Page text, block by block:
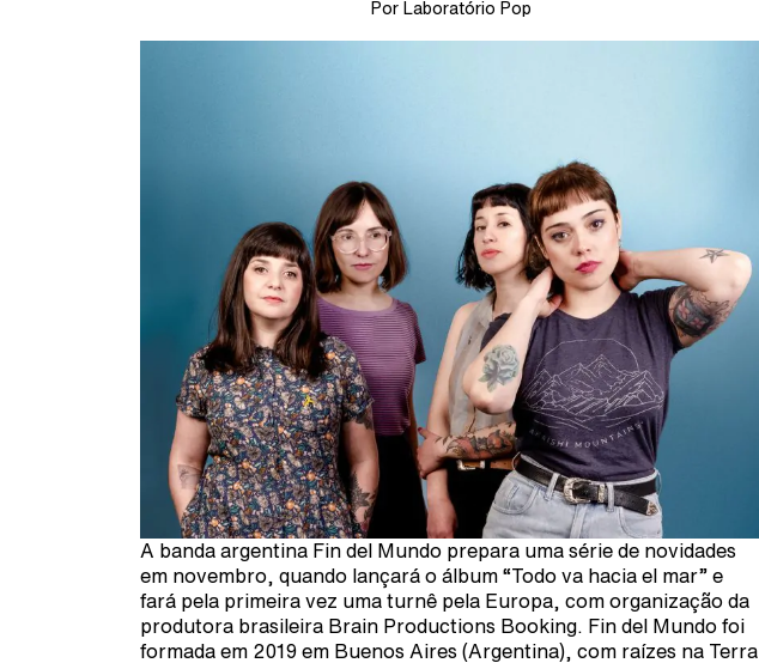
Por Laboratório Pop
A banda argentina Fin del Mundo prepara uma série de novidades
em novembro, quando lançará o álbum “Todo va hacia el mar” e
fará pela primeira vez uma turnê pela Europa, com organização da
produtora brasileira Brain Productions Booking. Fin del Mundo foi
formada em 2019 em Buenos Aires (Argentina), com raízes na Terra